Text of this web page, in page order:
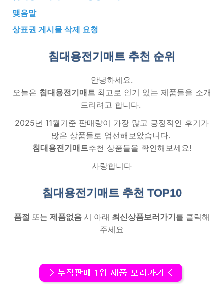
맺음말
상표권 게시물 삭제 요청
침대용전기매트 추천 순위
안녕하세요.
오늘은 침대용전기매트 최고로 인기 있는 제품들을 소개
드리려고 합니다.
2025년 11월기준 판매량이 가장 많고 긍정적인 후기가
많은 상품들로 엄선해보았습니다.
침대용전기매트추천 상품들을 확인해보세요!
사랑합니다
침대용전기매트 추천 TOP10
품절 또는 제품없음 시 아래 최신상품보러가기 를 클릭해
주세요